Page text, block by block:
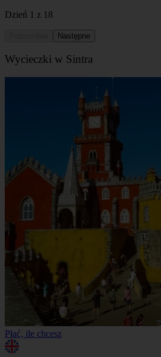
Dzień 1 z 18
Następne
Wycieczki w Sintra
Płać, ile chcesz